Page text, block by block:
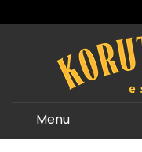
Menu